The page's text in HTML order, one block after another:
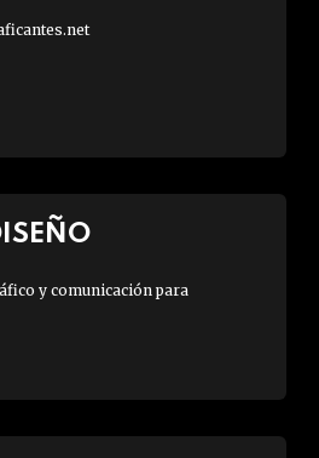
y comunicación para